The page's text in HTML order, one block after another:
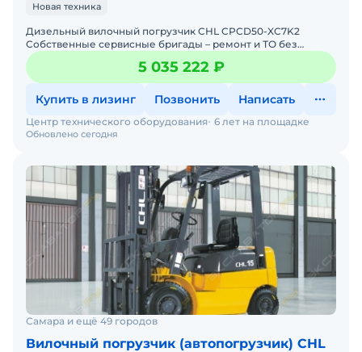
Новая техника
Дизельный вилочный погрузчик CHL CPCD50-XC7K2
Собственные сервисные бригады – ремонт и ТО без
простоев. Гарантия 12 месяцев + постгарантийное
обслуживание.
5 035 222 ₽
Купить в лизинг Позвонить Написать
Обновлено сегодня
Центр технического оборудования 6 лет на площадке
Самара и ещё 49 городов
Вилочный погрузчик (автопогрузчик) CHL